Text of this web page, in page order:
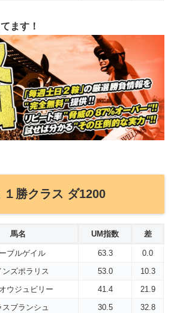
ます！
勝クラス ダ1200
馬名 UM指数 差
ブルゲイル 63.3
0.0
ンズポラリス 53.0
10.3
ウジュビリー 41.4
21.9
スブランシュ 30.5
32.8